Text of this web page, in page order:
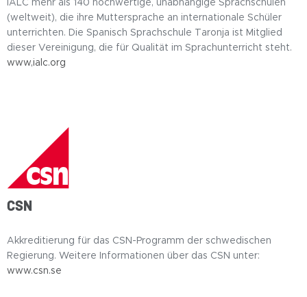
IALC mehr als 140 hochwertige, unabhängige Sprachschulen
(weltweit), die ihre Muttersprache an internationale Schüler
unterrichten. Die Spanisch Sprachschule Taronja ist Mitglied
dieser Vereinigung, die für Qualität im Sprachunterricht steht.
www,ialc.org
CSN
Akkreditierung für das CSN-Programm der schwedischen
Regierung. Weitere Informationen über das CSN unter:
www.csn.se